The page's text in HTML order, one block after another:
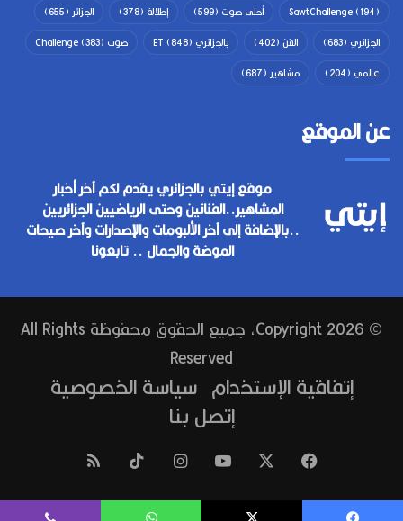
SawtChallenge(194) أحلى صوت (599) إطلالة (378) الجزائر (655)
الجزائري (683) الفن (402) بالجزائري ET (848) صوت Challenge (383)
عالمي (204) مشاهير (687)
عن الموقع
موقع إيتي بالجزائري يقدم لكم آخر أخبار
المشاهير..الفنانين وحتى الرياضيين الجزائريين
..بالإضافة إلى آخر الألبومات والإصدارات وآخر صيحات
الموضة والجمال .. تابعونا
© Copyright 2026, جميع الحقوق محفوظة All Rights
Reserved
إتفاقية الإستخدام سياسة الخصوصية
إتصل بنا
فيسبوك ‫YouTube انستقرام ‫TikTok
الموقع